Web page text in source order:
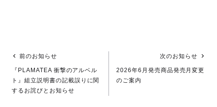
前のお知らせ
『PLAMATEA 衝撃のアルベル
ト』組立説明書の記載誤りに関
するお詫びとお知らせ
次のお知らせ
2026年6月発売商品発売月変更
のご案内